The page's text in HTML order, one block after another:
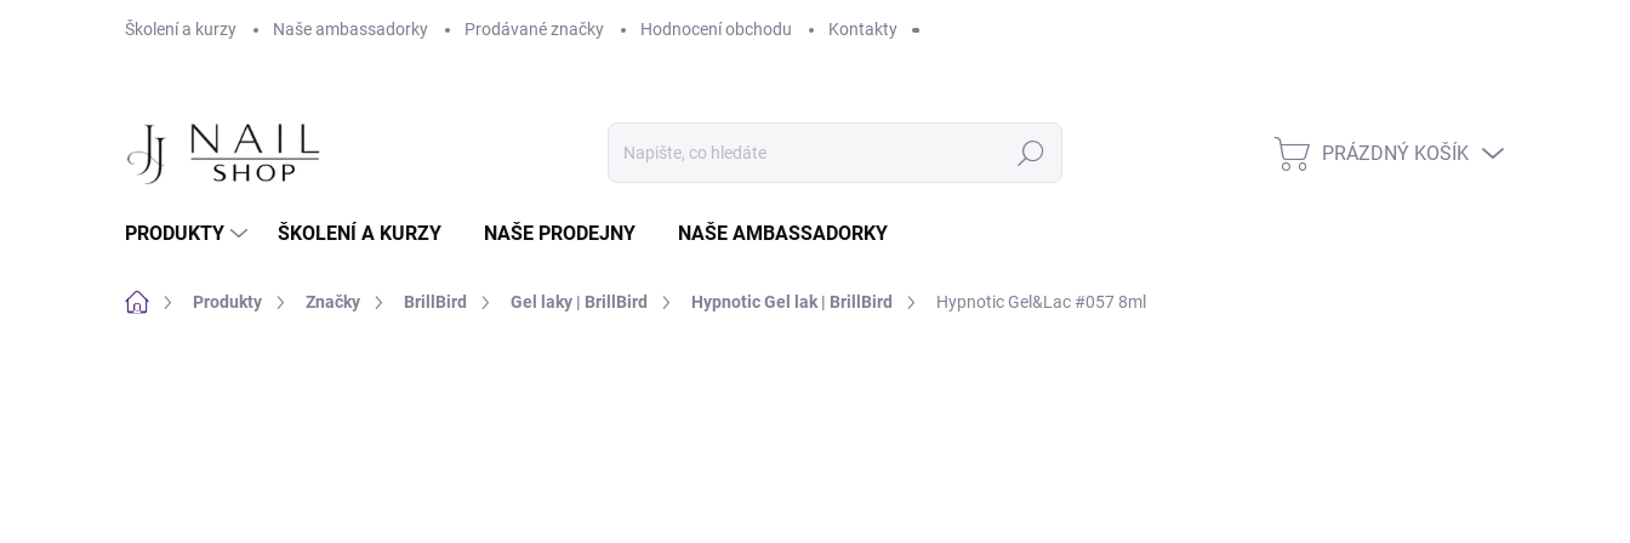
Školení a kurzy
Naše ambassadorky Prodávané značky Hodnocení obchodu Kontakty
Hledat NÁKUPNÍ KOŠÍK
PRÁZDNÝ KOŠÍK
PRODUKTY ŠKOLENÍ A KURZY NAŠE PRODEJNY NAŠE AMBASSADORKY
Domů Produkty Značky BrillBird Gel laky | BrillBird Hypnotic Gel lak | BrillBird Hypnotic Gel&Lac #057 8ml